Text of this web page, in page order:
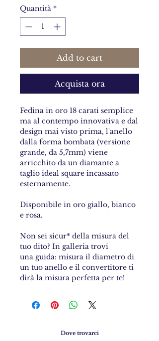
Quantità *
Add to cart
Acquista ora
Fedina in oro 18 carati semplice
ma al contempo innovativa e dal
design mai visto prima, l'anello
dalla forma bombata (versione
grande, da 5,7mm) viene
arricchito da un diamante a
taglio ideal square incassato
esternamente.
Disponibile in oro giallo, bianco
e rosa.
Non sei sicur* della misura del
tuo dito? In galleria trovi
una guida: misura il diametro di
un tuo anello e il convertitore ti
dirà la misura perfetta per te!
Dove trovarci